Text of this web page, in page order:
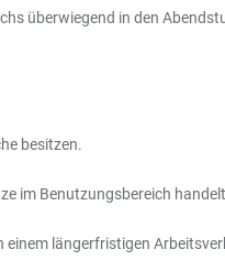
überwiegend in den
besitzen.
im Benutzungsbereich
längerfristigen